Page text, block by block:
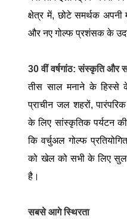
क्षेत्र में, छोटे समर्थक
और नए गोल्फ प्रशंसक के
30 वीं वर्षगांठ: संस्कृति और
तीस साल मनाने के
प्राचीन जल शहरों,
के लिए सांस्कृतिक पर्यटन
कि वर्चुअल गोल्फ
को खेल को सभी के लिए
है।
सबसे आगे स्थिरता